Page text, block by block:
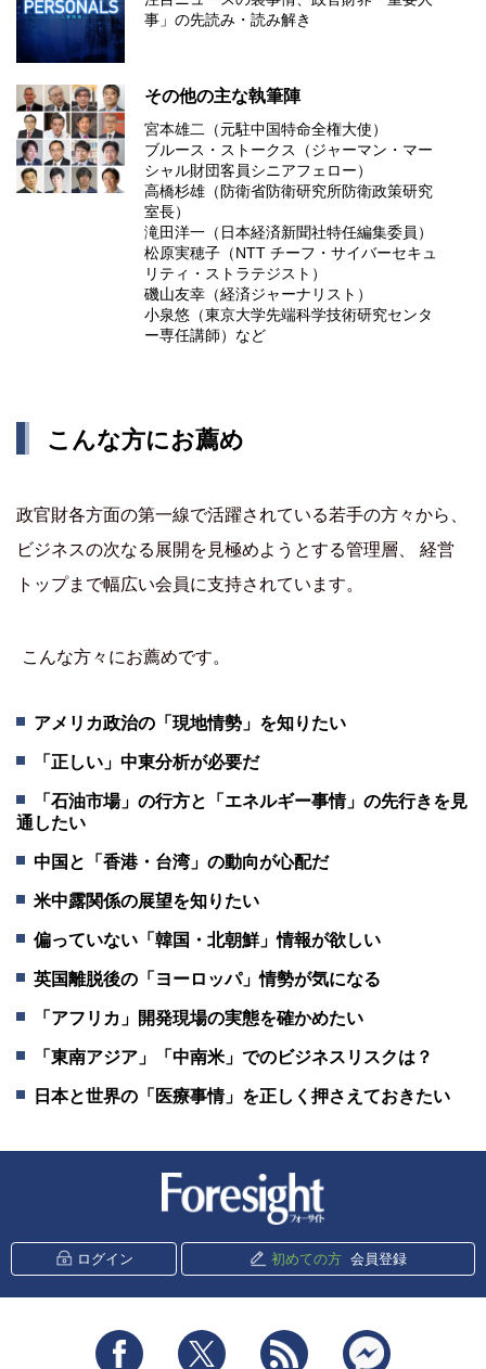
事」の先読み・読み解き
その他の主な執筆陣
宮本雄二（元駐中国特命全権大使）
ブルース・ストークス（ジャーマン・マー
シャル財団客員シニアフェロー）
高橋杉雄（防衛省防衛研究所防衛政策研究
室長）
滝田洋一（日本経済新聞社特任編集委員）
松原実穂子（NTT チーフ・サイバーセキュ
リティ・ストラテジスト）
磯山友幸（経済ジャーナリスト）
小泉悠（東京大学先端科学技術研究センタ
ー専任講師）など
こんな方にお薦め
政官財各方面の第一線で活躍されている若手の方々から、
ビジネスの次なる展開を見極めようとする管理層、 経営
トップまで幅広い会員に支持されています。
こんな方々にお薦めです。
アメリカ政治の「現地情勢」を知りたい
「正しい」中東分析が必要だ
「石油市場」の行方と「エネルギー事情」の先行きを見
通したい
中国と「香港・台湾」の動向が心配だ
米中露関係の展望を知りたい
偏っていない「韓国・北朝鮮」情報が欲しい
英国離脱後の「ヨーロッパ」情勢が気になる
「アフリカ」開発現場の実態を確かめたい
「東南アジア」「中南米」でのビジネスリスクは？
日本と世界の「医療事情」を正しく押さえておきたい
ログイン 初めての方 会員登録
Facebook Twitter RSS